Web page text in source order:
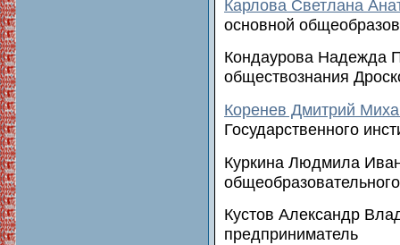
Карлова Светлана
основной
Кондаурова Надежда
обществознания
Коренев Дмитрий
Государственного
Куркина Людмила
Кустов Александр
предприниматель